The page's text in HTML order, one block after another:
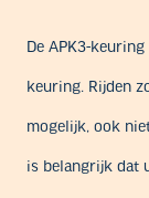
De APK3-
keuring. Rijden
mogelijk, ook
is belangrijk dat